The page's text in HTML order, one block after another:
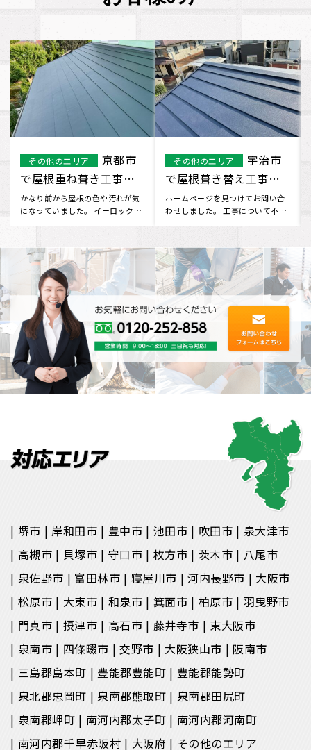
その他のエリア
和歌山
市で屋根葺き替え工事
を行いました。
屋根の事は以前から気になってい
ましたが、どこに問い合わせてい
その他のエリア
五條市
で屋根塗装補修工事を
行いました
ホームページを見て、問い合わせ
をしました。 無料で見積りをしに
堺市 岸和田市 豊中市 池田市 吹田市
泉大津市
高槻市
貝塚市 守口市 枚方市 茨木市
八尾市
泉佐野市
富田林市 寝屋川市 河内長野市
大阪市
松原市
大東市 和泉市 箕面市 柏原市
羽曳野市
門真市
摂津市 高石市 藤井寺市
東大阪市
泉南市
四條畷市 交野市 大阪狭山市
阪南市
三島郡島本町
豊能郡豊能町
豊能郡能勢町
泉北郡忠岡町
泉南郡熊取町
泉南郡田尻町
泉南郡岬町
南河内郡太子町
南河内郡河南町
南河内郡千早赤阪村
大阪府
その他のエリア